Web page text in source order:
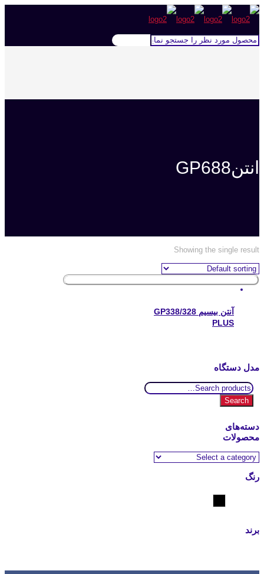
انتنGP688
Showing the single result
آنتن بیسیم GP338/328
PLUS
مدل دستگاه
Search
for:
Search
دسته‌های
محصولات
رنگ
برند